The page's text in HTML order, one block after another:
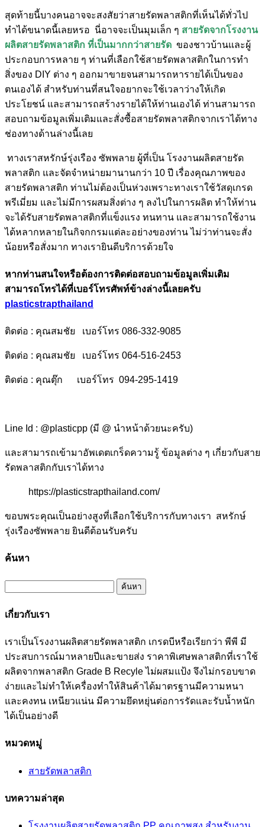
สุดท้ายนี้บางคนอาจจะสงสัยว่าสายรัดพลาสติกที่เห็นได้ทั่วไป
ทำได้ขนาดนี้เลยหรอ นี่อาจจะเป็นมุมเล็ก ๆ สายรัดจากโรงงาน
ผลิตสายรัดพลาสติก ที่เป็นมากกว่าสายรัด ของชาวบ้านและผู้
ประกอบการหลาย ๆ ท่านที่เลือกใช้สายรัดพลาสติกในการทำ
สิ่งของ DIY ต่าง ๆ ออกมาขายจนสามารถหารายได้เป็นของ
ตนเองได้ สำหรับท่านที่สนใจอยากจะใช้เวลาว่างให้เกิด
ประโยชน์ และสามารถสร้างรายได้ให้ท่านเองได้ ท่านสามารถ
สอบถามข้อมูลเพิ่มเติมและสั่งซื้อสายรัดพลาสติกจากเราได้ทาง
ช่องทางด้านล่างนี้เลย
ทางเราสหรักษ์รุ่งเรือง ซัพพลาย ผู้ที่เป็น โรงงานผลิตสายรัด
พลาสติก และจัดจำหน่ายมานานกว่า 10 ปี เรื่องคุณภาพของ
สายรัดพลาสติก ท่านไม่ต้องเป็นห่วงเพราะทางเราใช้วัสดุเกรด
พรีเมี่ยม และไม่มีการผสมสิ่งต่าง ๆ ลงไปในการผลิต ทำให้ท่าน
จะได้รับสายรัดพลาสติกที่แข็งแรง ทนทาน และสามารถใช้งาน
ได้หลากหลายในกิจกกรมแต่ละอย่างของท่าน ไม่ว่าท่านจะสั่ง
น้อยหรือสั่งมาก ทางเรายินดีบริการด้วยใจ
หากท่านสนใจหรือต้องการติดต่อสอบถามข้อมูลเพิ่มเติม
สามารถโทรได้ที่เบอร์โทรศัพท์ข้างล่างนี้เลยครับ
plasticstrapthailand
ติดต่อ : คุณสมชัย เบอร์โทร 086-332-9085
ติดต่อ : คุณสมชัย เบอร์โทร 064-516-2453
ติดต่อ : คุณตุ๊ก เบอร์โทร 094-295-1419
Line Id : @plasticpp (มี @ นำหน้าด้วยนะครับ)
และสามารถเข้ามาอัพเดตเกร็ดความรู้ ข้อมูลต่าง ๆ เกี่ยวกับสาย
รัดพลาสติกกับเราได้ทาง
https://plasticstrapthailand.com/
ขอบพระคุณเป็นอย่างสูงที่เลือกใช้บริการกับทางเรา สหรักษ์
รุ่งเรืองซัพพลาย ยินดีต้อนรับครับ
ค้นหา
เกี่ยวกับเรา
เราเป็นโรงงานผลิตสายรัดพลาสติก เกรดบีหรือเรียกว่า พีพี มี
ประสบการณ์มาหลายปีและขายส่ง ราคาพิเศษพลาสติกที่เราใช้
ผลิตจากพลาสติก Grade B Recyle ไม่ผสมแป้ง จึงไม่กรอบขาด
ง่ายและไม่ทำให้เครื่องทำให้สินค้าได้มาตรฐานมีความหนา
และคงทน เหนียวแน่น มีความยึดหยุ่นต่อการรัดและรับน้ำหนัก
ได้เป็นอย่างดี
หมวดหมู่
สายรัดพลาสติก
บทความล่าสุด